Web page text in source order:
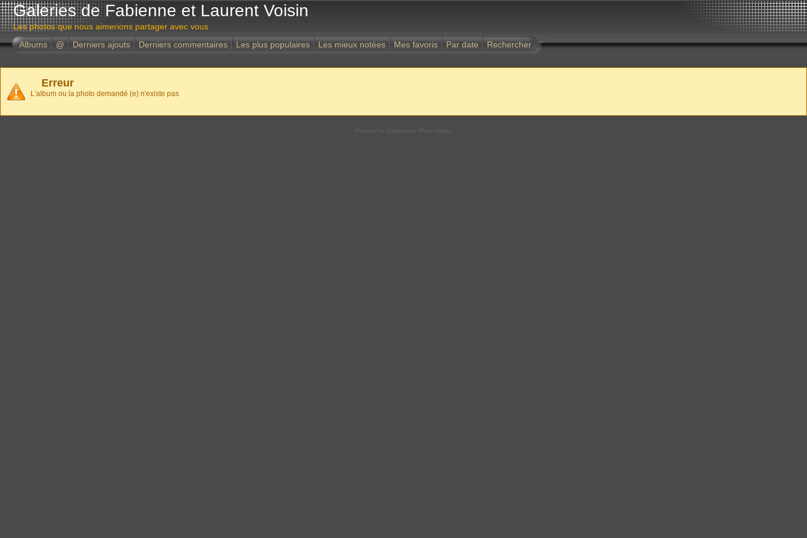
Galeries de Fabienne et Laurent Voisin
Les photos que nous aimerions partager avec vous
Albums
@ Derniers ajouts Derniers commentaires Les plus populaires Les mieux notées Mes favoris Par date Rechercher
Erreur
L'album ou la photo demandé (e) n'existe pas